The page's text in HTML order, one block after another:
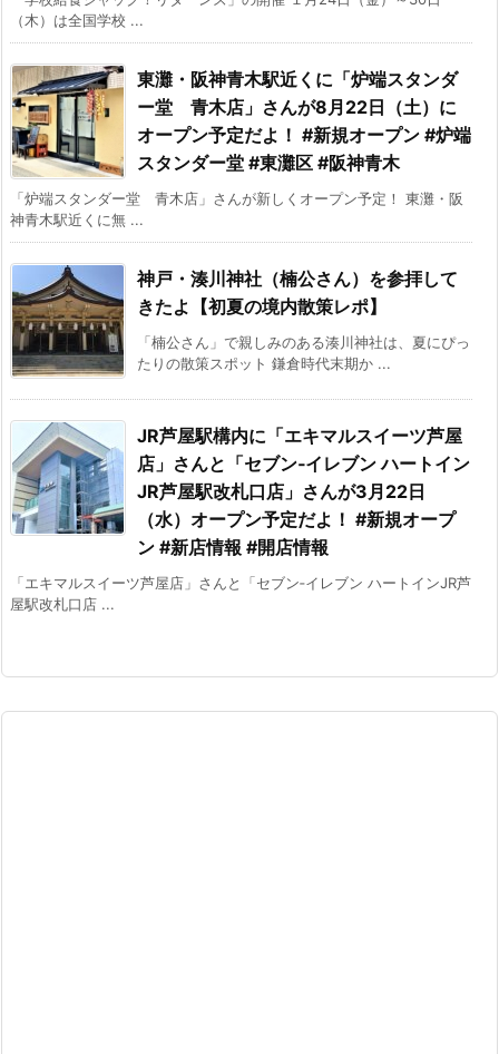
（木）は全国学校 ...
東灘・阪神青木駅近くに「炉端スタンダ
ー堂 青木店」さんが8月22日（土）に
オープン予定だよ！ #新規オープン #炉端
スタンダー堂 #東灘区 #阪神青木
「炉端スタンダー堂 青木店」さんが新しくオープン予定！ 東灘・阪
神青木駅近くに無 ...
神戸・湊川神社（楠公さん）を参拝して
きたよ【初夏の境内散策レポ】
「楠公さん」で親しみのある湊川神社は、夏にぴっ
たりの散策スポット 鎌倉時代末期か ...
JR芦屋駅構内に「エキマルスイーツ芦屋
店」さんと「セブン‐イレブン ハートイン
JR芦屋駅改札口店」さんが3月22日
（水）オープン予定だよ！ #新規オープ
ン #新店情報 #開店情報
「エキマルスイーツ芦屋店」さんと「セブン‐イレブン ハートインJR芦
屋駅改札口店 ...